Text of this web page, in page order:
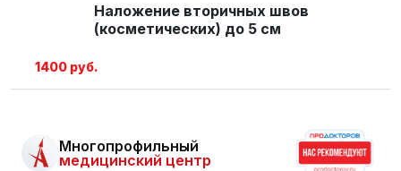
Наложение вторичных швов
(косметических) до 5 см
1400 руб.
Многопрофильный
медицинский центр